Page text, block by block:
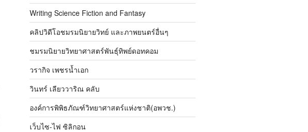
Writing Science Fiction and Fantasy
คลิปวิดีโอชมรมนิยายวิทย์ และภาพยนตร์อื่นๆ
ชมรมนิยายวิทยาศาสตร์พันธุ์ทิพย์ดอทคอม
วรากิจ เพชรน้ำเอก
วินทร์ เลียววาริณ คลับ
องค์การพิพิธภัณฑ์วิทยาศาสตร์แห่งชาติ(อพวช.)
เว็บไซ-ไฟ ซิลิกอน